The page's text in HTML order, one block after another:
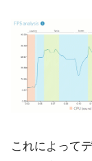
これによって